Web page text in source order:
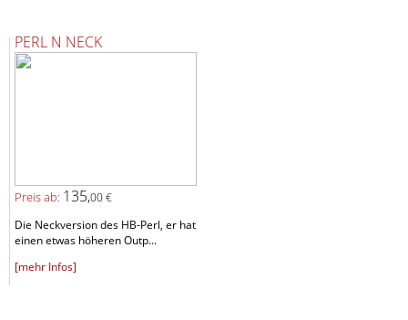
PERL N NECK
Preis ab: 135,00 €
Die Neckversion des HB-Perl, er hat
einen etwas höheren Outp...
[mehr Infos]